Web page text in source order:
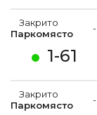
1-61
Закрито
Паркомясто
-
Закрито
Паркомясто
-